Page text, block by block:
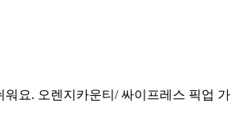
요. 오렌지카운티/ 싸이프레스 픽업 가